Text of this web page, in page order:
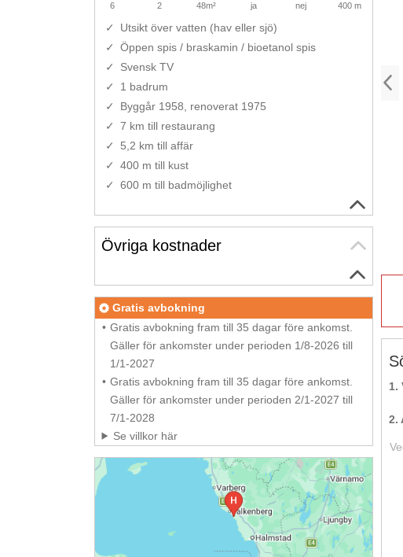
1.
2.
6 2 48m² ja nej 400 m
Utsikt över vatten (hav eller sjö)
Öppen spis / braskamin / bioetanol spis
Svensk TV
1 badrum
Byggår 1958, renoverat 1975
7 km till restaurang
5,2 km till affär
400 m till kust
600 m till badmöjlighet
Övriga kostnader
Gratis avbokning
Gratis avbokning fram till 35 dagar före ankomst.
Gäller för ankomster under perioden 1/8-2026 till
1/1-2027
Gratis avbokning fram till 35 dagar före ankomst.
Gäller för ankomster under perioden 2/1-2027 till
7/1-2028
Se villkor här